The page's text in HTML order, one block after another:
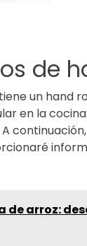
de
un hand
en la
arroz: